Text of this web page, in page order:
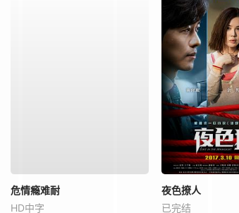
危情瘾难耐
HD中字
夜色撩人
已完结